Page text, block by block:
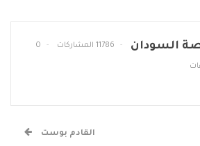
السودان 11786 المشاركات 0
القادم بوست